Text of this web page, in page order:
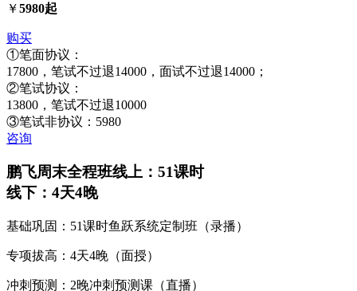
￥5980起
购买
①笔面协议：
17800，笔试不过退14000，面试不过退14000；
②笔试协议：
13800，笔试不过退10000
③笔试非协议：5980
咨询
鹏飞周末全程班线上：51课时
线下：4天4晚
基础巩固：51课时鱼跃系统定制班（录播）
专项拔高：4天4晚（面授）
冲刺预测：2晚冲刺预测课（直播）